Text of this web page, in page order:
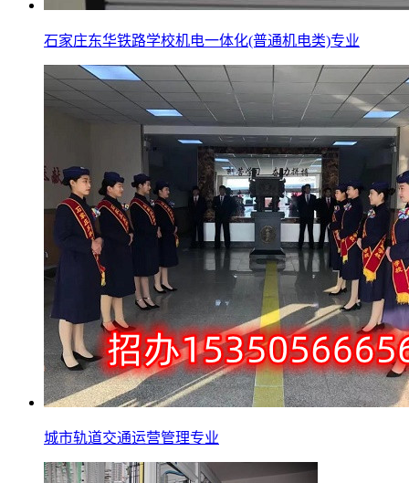
石家庄东华铁路学校机电一体化(普通机电类)专业
城市轨道交通运营管理专业